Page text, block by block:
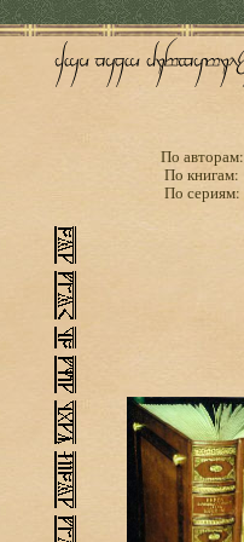
По авторам:
По книгам:
По сериям: